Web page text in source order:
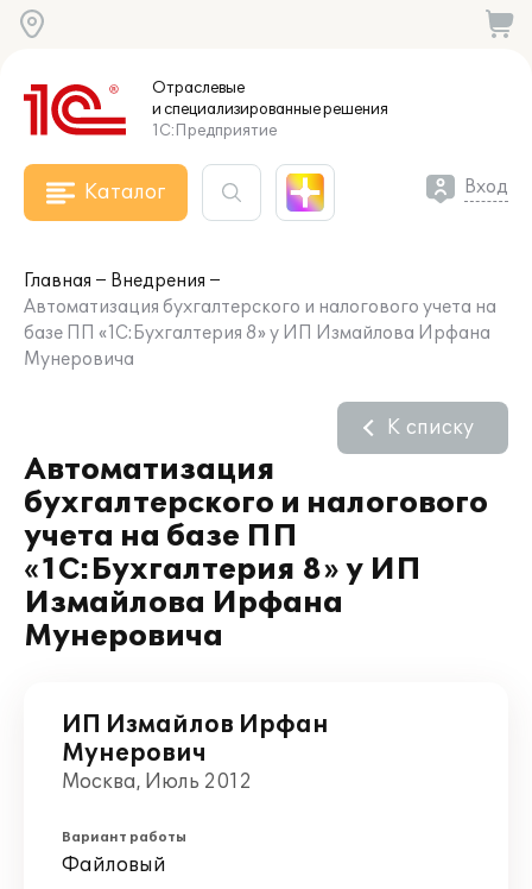
Отраслевые
и специализированныерешения
1С:Предприятие
Каталог Вход
Главная
Внедрения
Автоматизация бухгалтерского и налогового учета на
базе ПП «1С:Бухгалтерия 8» у ИП Измайлова Ирфана
Мунеровича
Автоматизация
бухгалтерского и налогового
учета на базе ПП
«1С:Бухгалтерия 8» у ИП
Измайлова Ирфана
Мунеровича
К списку
ИП Измайлов Ирфан
Мунерович
Москва, Июль 2012
Вариант работы
Файловый